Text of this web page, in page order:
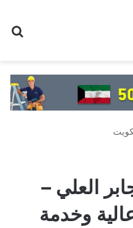
العلي –
وخدمة